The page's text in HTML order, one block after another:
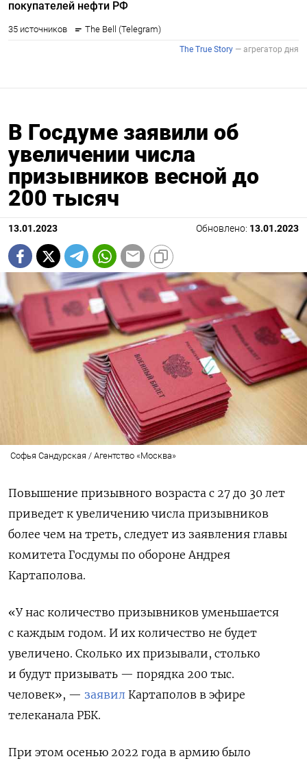
В Госдуме заявили об
увеличении числа
призывников весной до
200 тысяч
13.01.2023 Обновлено: 13.01.2023
Софья Сандурская / Агентство «Москва»
Повышение призывного возраста с 27 до 30 лет
приведет к увеличению числа призывников
более чем на треть, следует из заявления главы
комитета Госдумы по обороне Андрея
Картаполова.
«У нас количество призывников уменьшается
с каждым годом. И их количество не будет
увеличено. Сколько их призывали, столько
и будут призывать — порядка 200 тыс.
человек», — заявил Картаполов в эфире
телеканала РБК.
При этом осенью 2022 года в армию было